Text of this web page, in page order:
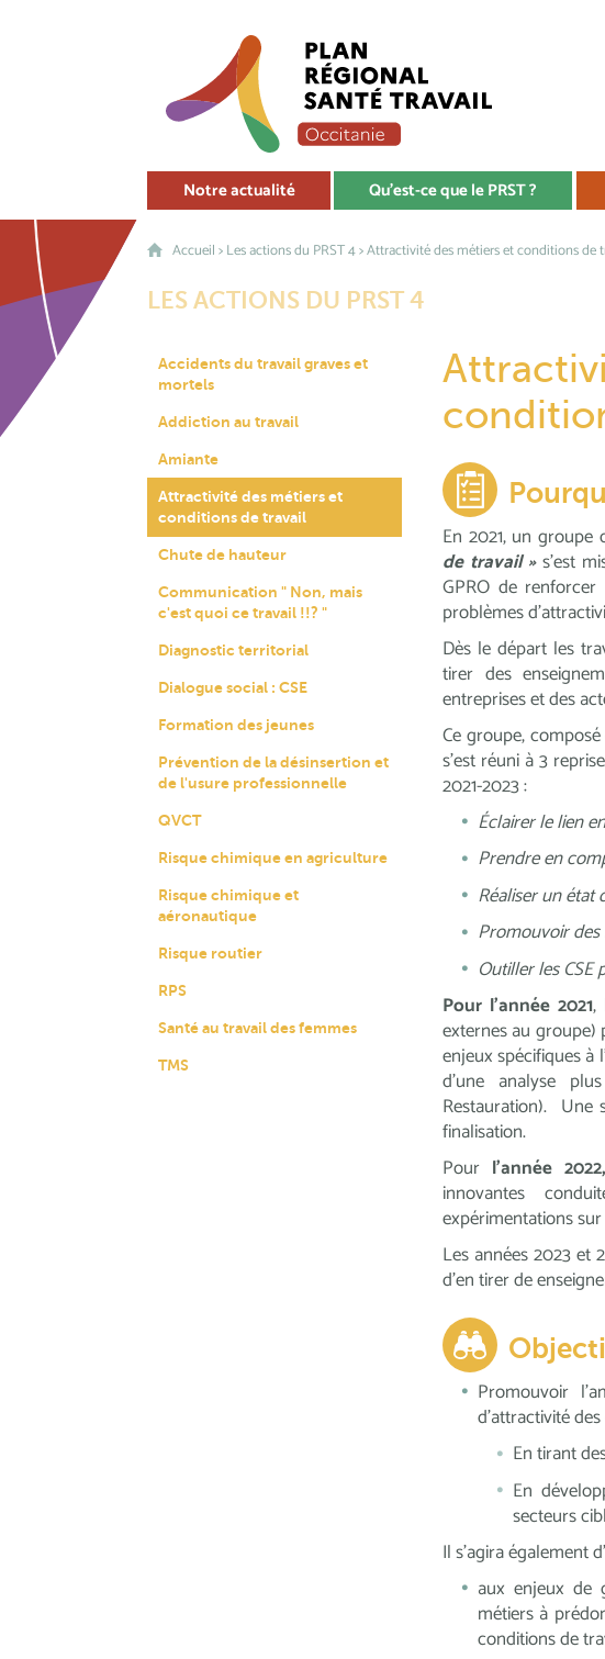
Notre actualité Qu'est-ce que le PRST ?
Accueil>Les actions du PRST 4> Attractivité des métiers et conditions de
LES ACTIONS DU PRST 4
Accidents du travail graves et
mortels
Addiction au travail
Amiante
Attractivité des métiers et
conditions de travail
Chute de hauteur
Communication " Non, mais
c'est quoi ce travail !!? "
Diagnostic territorial
Dialogue social : CSE
Formation des jeunes
Prévention de la désinsertion et
de l'usure professionnelle
QVCT
Risque chimique en agriculture
Risque chimique et
aéronautique
Risque routier
RPS
Santé au travail des femmes
TMS
En 2021, un groupe
de travail »s’est
GPRO de
problèmes
Dès le départ les
tirer des
entreprises et des
Ce groupe,
s’est réuni à 3
2021-2023 :
Éclairer le lien
Prendre en
Réaliser un état
Promouvoir
Outiller les CSE
Pour l’année 2021,
externes au groupe)
enjeux spécifiques à
d’une analyse
Restauration). Une
finalisation.
Pour l’année
innovantes
expérimentations
Les années 2023 et
d’en tirer de
Promouvoir
d’attractivité
En tirant
En
secteurs
Il s’agira également
aux enjeux de
métiers à
conditions de